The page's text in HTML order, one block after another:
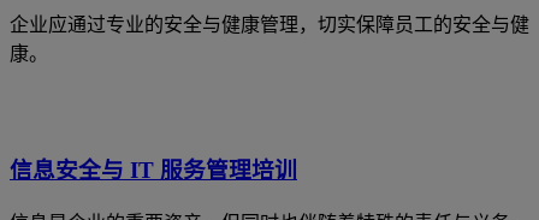
企业应通过专业的安全与健康管理，切实保障员工的安全与健
康。
信息安全与 IT 服务管理培训